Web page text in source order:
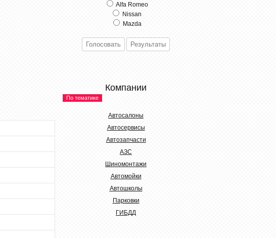
Alfa Romeo
Nissan
Mazda
Компании
По тематике
Автосалоны
Автосервисы
Автозапчасти
АЗС
Шиномонтажи
Автомойки
Автошколы
Парковки
ГИБДД